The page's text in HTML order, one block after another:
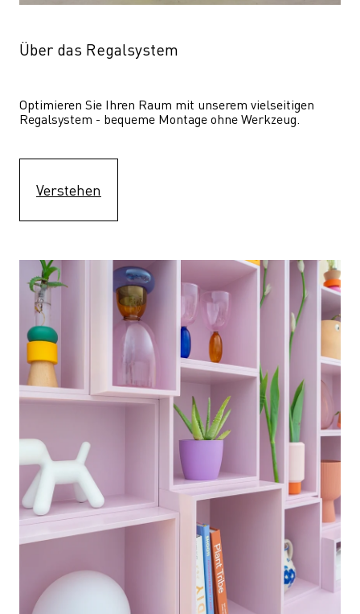
Über das Regalsystem
Optimieren Sie Ihren Raum mit unserem vielseitigen
Regalsystem - bequeme Montage ohne Werkzeug.
Verstehen